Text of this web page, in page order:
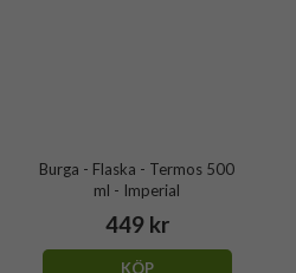
Burga - Flaska - Termos 500
ml - Imperial
449 kr
KÖP